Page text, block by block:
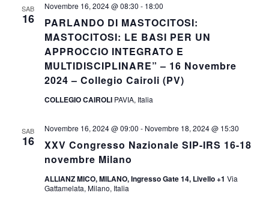
SAB
16
PARLANDO DI MASTOCITOSI:
MASTOCITOSI: LE BASI PER UN
APPROCCIO INTEGRATO E
MULTIDISCIPLINARE” – 16 Novembre
2024 – Collegio Cairoli (PV)
Novembre 16, 2024 @ 08:30 - 18:00
COLLEGIO CAIROLI PAVIA, Italia
SAB
16
XXV Congresso Nazionale SIP-IRS 16-18
novembre Milano
Novembre 16, 2024 @ 09:00 - Novembre 18, 2024 @ 15:30
ALLIANZ MICO, MILANO, Ingresso Gate 14, Livello +1 Via
Gattamelata, Milano, Italia